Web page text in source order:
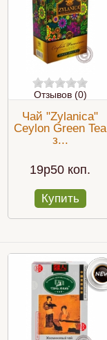
Отзывов (0)
Чай "Zylanica"
Сeylon Green Tea
з...
19p50 коп.
Купить